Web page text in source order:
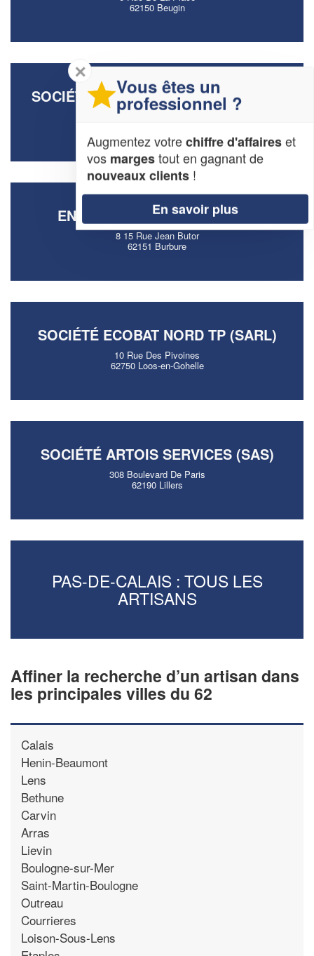
62150 Beugin
SOCIÉTÉ COIN MENUISERIES (SARL)
7 Rue Du Faubourg
ENTREPRISE BOTTE MAXIME
8 15 Rue Jean Butor
62151 Burbure
SOCIÉTÉ ECOBAT NORD TP (SARL)
10 Rue Des Pivoines
62750 Loos-en-Gohelle
SOCIÉTÉ ARTOIS SERVICES (SAS)
308 Boulevard De Paris
62190 Lillers
PAS-DE-CALAIS : TOUS LES
ARTISANS
Affiner la recherche d’un artisan dans
les principales villes du 62
Calais
Henin-Beaumont
Lens
Bethune
Carvin
Arras
Lievin
Boulogne-sur-Mer
Saint-Martin-Boulogne
Outreau
Courrieres
Loison-Sous-Lens
✕
Vous êtes un
professionnel ?
Augmentez votrechiffre d'affaireset
vos margestout en gagnant de
nouveaux clients !
En savoir plus